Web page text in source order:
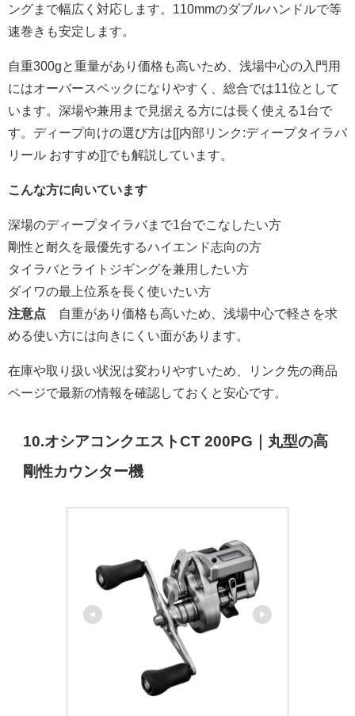
ングまで幅広く対応します。110mmのダブルハンドルで等
速巻きも安定します。
自重300gと重量があり価格も高いため、浅場中心の入門用
にはオーバースペックになりやすく、総合では11位として
います。深場や兼用まで見据える方には長く使える1台で
す。ディープ向けの選び方は[[内部リンク:ディープタイラバ
リール おすすめ]]でも解説しています。
こんな方に向いています
深場のディープタイラバまで1台でこなしたい方
剛性と耐久を最優先するハイエンド志向の方
タイラバとライトジギングを兼用したい方
ダイワの最上位系を長く使いたい方
注意点 自重があり価格も高いため、浅場中心で軽さを求
める使い方には向きにくい面があります。
在庫や取り扱い状況は変わりやすいため、リンク先の商品
ページで最新の情報を確認しておくと安心です。
10.オシアコンクエストCT 200PG｜丸型の高
剛性カウンター機